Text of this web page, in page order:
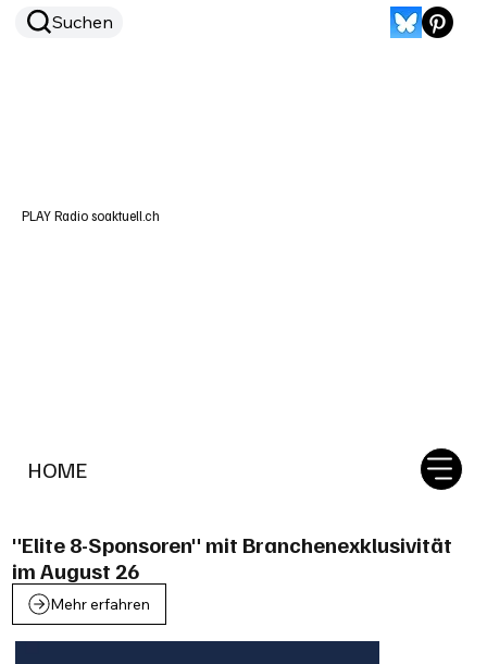
HOME
Suchen
PLAY Radio soaktuell.ch
"Elite 8-Sponsoren" mit Branchenexklusivität
im August 26
Mehr erfahren